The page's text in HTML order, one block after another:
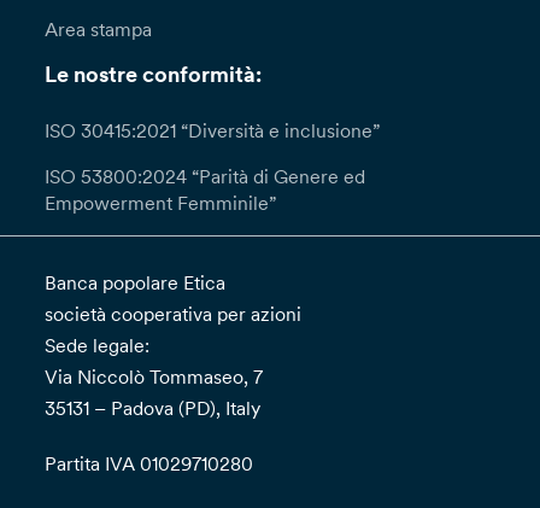
Area stampa
Le nostre conformità:
ISO 30415:2021 “Diversità e inclusione”
ISO 53800:2024 “Parità di Genere ed
Empowerment Femminile”
Banca popolare Etica
società cooperativa per azioni
Sede legale:
Via Niccolò Tommaseo, 7
35131 – Padova (PD), Italy
Partita IVA 01029710280